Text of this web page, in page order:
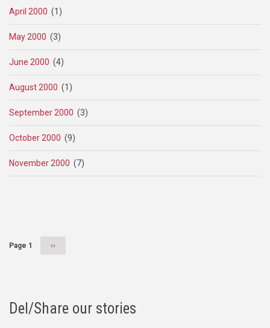
April 2000 (1)
May 2000 (3)
June 2000 (4)
August 2000 (1)
September 2000 (3)
October 2000 (9)
November 2000 (7)
Page 1
Next
››
Del/Share our stories